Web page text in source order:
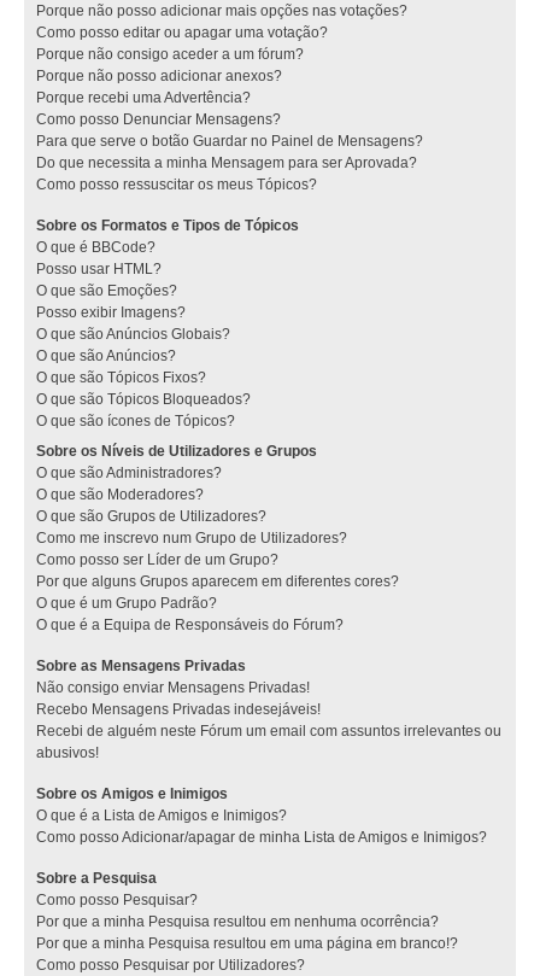
Porque não posso adicionar mais opções nas votações?
Como posso editar ou apagar uma votação?
Porque não consigo aceder a um fórum?
Porque não posso adicionar anexos?
Porque recebi uma Advertência?
Como posso Denunciar Mensagens?
Para que serve o botão Guardar no Painel de Mensagens?
Do que necessita a minha Mensagem para ser Aprovada?
Como posso ressuscitar os meus Tópicos?
Sobre os Formatos e Tipos de Tópicos
O que é BBCode?
Posso usar HTML?
O que são Emoções?
Posso exibir Imagens?
O que são Anúncios Globais?
O que são Anúncios?
O que são Tópicos Fixos?
O que são Tópicos Bloqueados?
O que são ícones de Tópicos?
Sobre os Níveis de Utilizadores e Grupos
O que são Administradores?
O que são Moderadores?
O que são Grupos de Utilizadores?
Como me inscrevo num Grupo de Utilizadores?
Como posso ser Líder de um Grupo?
Por que alguns Grupos aparecem em diferentes cores?
O que é um Grupo Padrão?
O que é a Equipa de Responsáveis do Fórum?
Sobre as Mensagens Privadas
Não consigo enviar Mensagens Privadas!
Recebo Mensagens Privadas indesejáveis!
Recebi de alguém neste Fórum um email com assuntos irrelevantes ou
abusivos!
Sobre os Amigos e Inimigos
O que é a Lista de Amigos e Inimigos?
Como posso Adicionar/apagar de minha Lista de Amigos e Inimigos?
Sobre a Pesquisa
Como posso Pesquisar?
Por que a minha Pesquisa resultou em nenhuma ocorrência?
Por que a minha Pesquisa resultou em uma página em branco!?
Como posso Pesquisar por Utilizadores?